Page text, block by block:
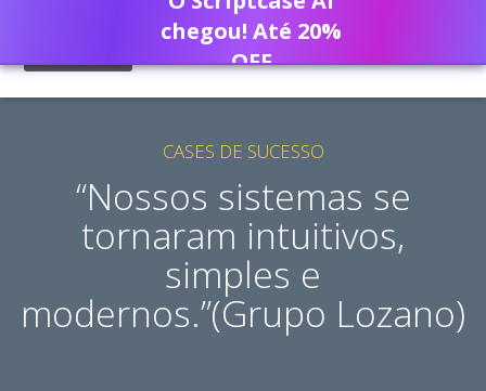
CASES DE SUCESSO
“Nossos sistemas se
tornaram intuitivos,
simples e
modernos.”(Grupo Lozano)
chegou! Até 20%
OFF